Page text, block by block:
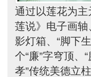
通过以莲花为
莲说》电子画
影灯箱、“脚下
个“廉”字穹顶、
孝”传统美德立